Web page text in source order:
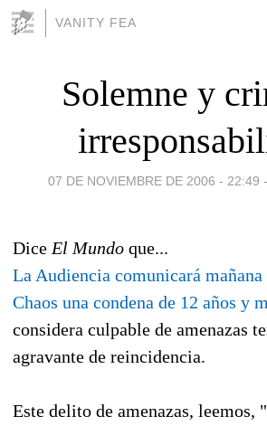
VANITY FEA
Solemne y
07 DE NOVIEMBRE DE 2006 - 22:49 -
Dice El Mundo que...
La Audiencia comunicará mañana
Chaos una condena de 12 años y
considera culpable de amenazas
agravante de reincidencia.
Este delito de amenazas, leemos,